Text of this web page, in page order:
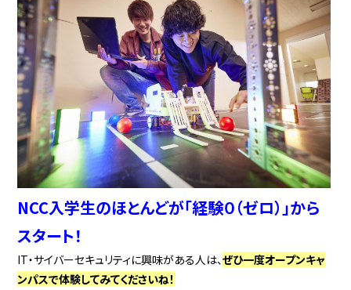
NCC入学生のほとんどが「経験０（ゼロ）」から
スタート！
IT・サイバーセキュリティに興味がある人は、ぜひ一度オープンキャ
ンパスで体験してみてくださいね！